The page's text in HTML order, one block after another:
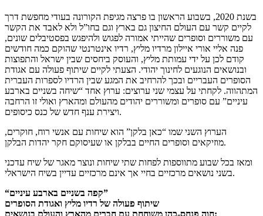
בשנת 2020, בשבוע הראשון בו פרצה מגיפת הקורונה בעודי מחפשת דרך
לקיים קשר עם העולם החיצון גם בארץ וגם בחו”ל ולא לאבד את הקשר
עם משוררים וסופרים שהייתי אמורה לפגוש ולהיפגש בפסטיבלים שונים,
פנה אליי אורי איילון מרדיו מליץ, רדיו אינטרנטי שהוקם כמה חודשים
קודם לכן על ידי עמותת מליץ, והעוסק ביחסים שבין ישראל והתפוצות
ובנושאים הנוגעים לחינוך יהודי. הצעתי לקיים שיתוף פעולה עם אגודת
הסופרים העבריים ובכך להרחיב את המגע שבין הרדיו לספרות העברית
המתהווה. לקחתי על עצמי שני ערוצים: ערוץ אחד “שיחה בשניים בארבע
עיניים” עם סופרים ומשוררים יהודים מהעולם ומהארץ ואולי זו הרחבה
ויצירת ענף חדש של כנס כיסופים.
הערוץ השני שמו “כאן בלקן” הוא שיחות עם אנשי רוח, חוקרים,
מוזיקאים וסופרים החיים בבלקן או שעיסוקם חקר יהדות הבלקן.
ומאז בכל שבוע מתווספות לפחות שתי שיחות ונוצר מאגר של שיח עדכני
בשני נושאים מרכזיים בחיי אך אינם מרכזיים עדיין בשיח הישראלי.
“קפה בשניים בארבע עיניים”
שיתוף פעולה של רדיו מליץ ואגודת הסופרים
חוה פנחס-כהן משוחחת עם חברים מהארץ והעולם בנושאים: